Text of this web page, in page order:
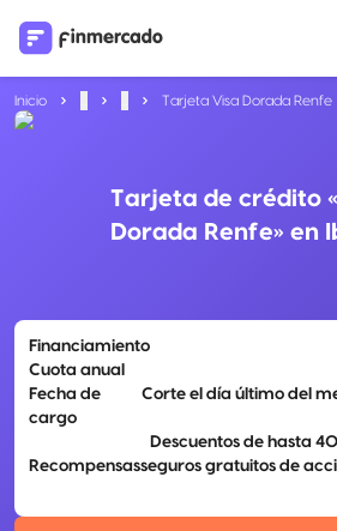
Inicio Tarjeta Visa Dorada Renfe
Tarjeta de crédito
Dorada Renfe» en
Financiamiento
Cuota anual
Fecha de
cargo
Corte el día último del
Recompensas
Descuentos de hasta
seguros gratuitos de